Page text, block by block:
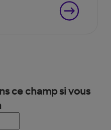
ce champ si vous